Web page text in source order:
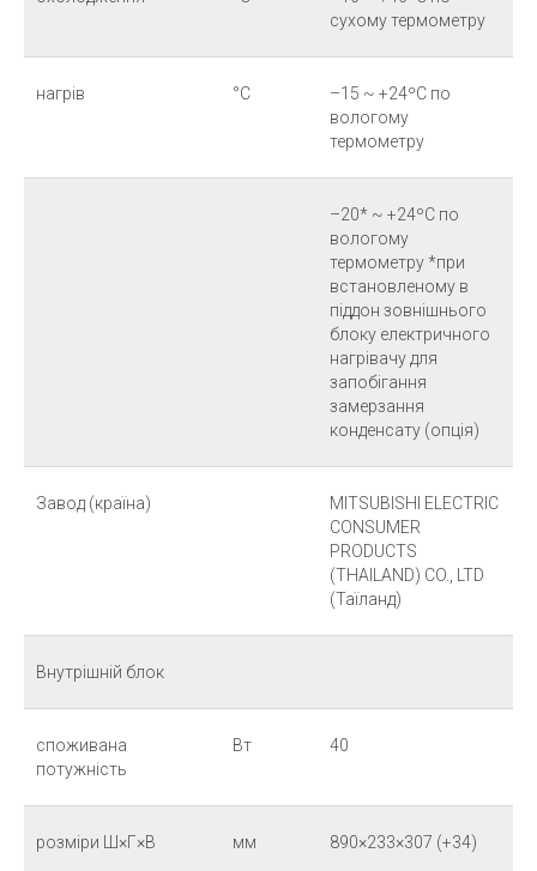
сухому термометру
нагрів °С
–15 ~ +24ºC по
вологому
термометру
–20* ~ +24ºC по
вологому
термометру *при
встановленому в
піддон зовнішнього
блоку електричного
нагрівачу для
запобігання
замерзання
конденсату (опція)
Завод (країна)
MITSUBISHI ELECTRIC
CONSUMER
PRODUCTS
(THAILAND) CO., LTD
(Таїланд)
Внутрішній блок
споживана
потужність
Вт 40
розміри Ш×Г×В мм 890×233×307 (+34)